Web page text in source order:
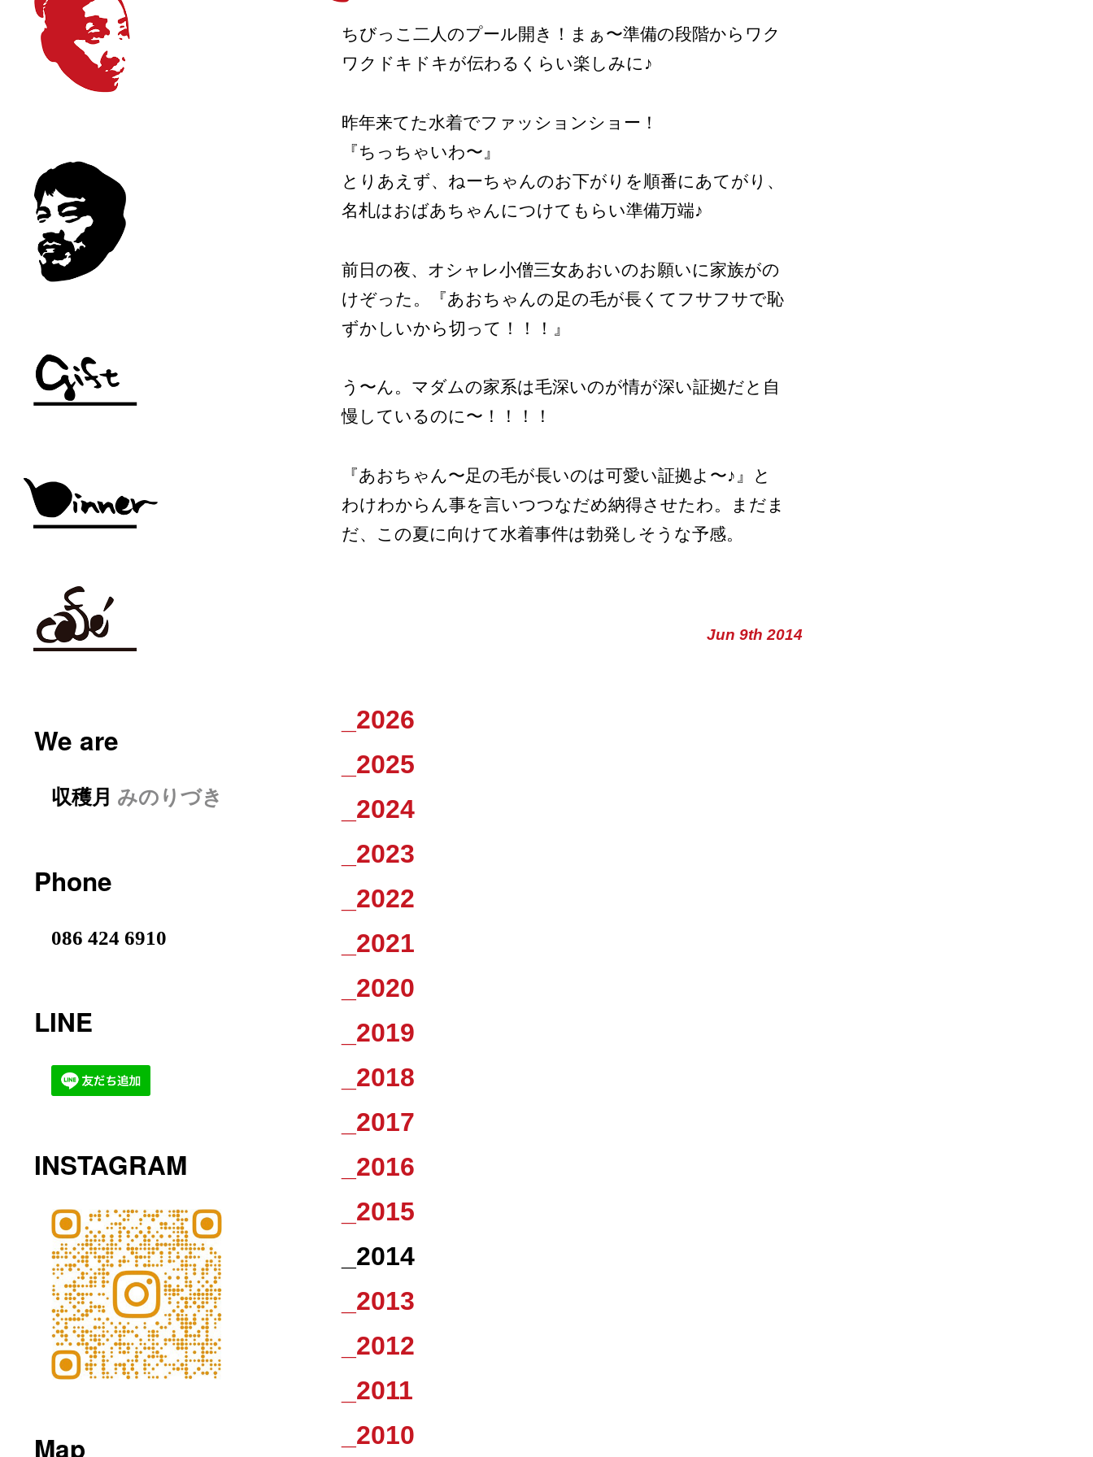
ちびっこ二人のプール開き！まぁ〜準備の段階からワク
ワクドキドキが伝わるくらい楽しみに♪
昨年来てた水着でファッションショー！
『ちっちゃいわ〜』
とりあえず、ねーちゃんのお下がりを順番にあてがり、
名札はおばあちゃんにつけてもらい準備万端♪
前日の夜、オシャレ小僧三女あおいのお願いに家族がの
けぞった。『あおちゃんの足の毛が長くてフサフサで恥
ずかしいから切って！！！』
う〜ん。マダムの家系は毛深いのが情が深い証拠だと自
慢しているのに〜！！！！
『あおちゃん〜足の毛が長いのは可愛い証拠よ〜♪』と
わけわからん事を言いつつなだめ納得させたわ。まだま
だ、この夏に向けて水着事件は勃発しそうな予感。
Jun 9th 2014
_2026
_2025
_2024
_2023
_2022
_2021
_2020
_2019
_2018
_2017
_2016
_2015
_2014
_2013
_2012
_2011
_2010
We are
収穫月 みのりづき
Phone
086 424 6910
LINE
INSTAGRAM
Map